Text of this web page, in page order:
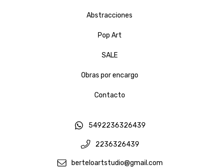
Abstracciones
Pop Art
SALE
Obras por encargo
Contacto
5492236326439
2236326439
berteloartstudio@gmail.com